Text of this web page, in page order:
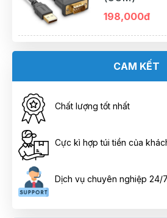
198,000đ
CAM KẾT
Chất lượng tốt nhất
Cực kì hợp túi tiền của
Dịch vụ chuyên nghiệp 24/7